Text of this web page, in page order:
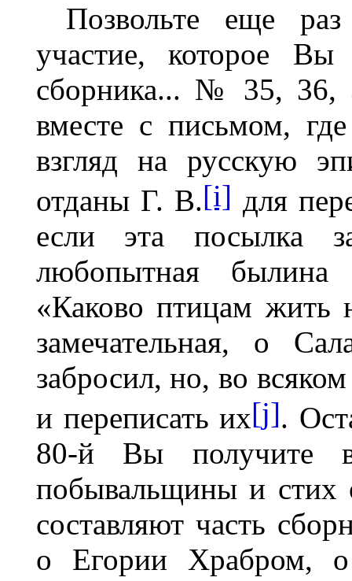
Позвольте еще
участие, которое
сборника... № 35,
вместе с письмом,
взгляд на русскую
отданы Г. В.[i] для
если эта посылка
любопытная былина
«Каково птицам жить
замечательная, о
забросил, но, во
и переписать их[j].
80-й Вы получите
побывальщины и
составляют часть
о Егории Храбром,